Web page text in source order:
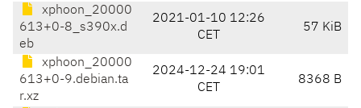
xphoon_20000
613+0-8_s390x.d
eb
2021-01-10 12:26
CET
57 KiB
xphoon_20000
613+0-9.debian.ta
r.xz
2024-12-24 19:01
CET
8368 B